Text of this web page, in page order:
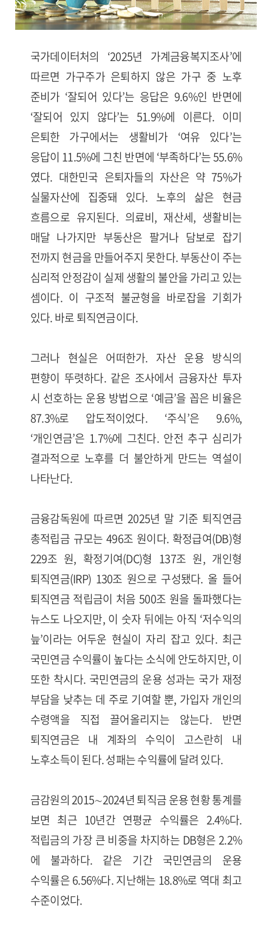
국가데이터처의 ‘2025년 가계금융복지조사’에
따르면 가구주가 은퇴하지 않은 가구 중 노후
준비가 ‘잘되어 있다’는 응답은 9.6%인 반면에
‘잘되어 있지 않다’는 51.9%에 이른다. 이미
은퇴한 가구에서는 생활비가 ‘여유 있다’는
응답이 11.5%에 그친 반면에 ‘부족하다’는 55.6%
였다. 대한민국 은퇴자들의 자산은 약 75%가
실물자산에 집중돼 있다. 노후의 삶은 현금
흐름으로 유지된다. 의료비, 재산세, 생활비는
매달 나가지만 부동산은 팔거나 담보로 잡기
전까지 현금을 만들어주지 못한다. 부동산이 주는
심리적 안정감이 실제 생활의 불안을 가리고 있는
셈이다. 이 구조적 불균형을 바로잡을 기회가
있다. 바로 퇴직연금이다.
그러나 현실은 어떠한가. 자산 운용 방식의
편향이 뚜렷하다. 같은 조사에서 금융자산 투자
시 선호하는 운용 방법으로 ‘예금’을 꼽은 비율은
87.3%로 압도적이었다. ‘주식’은 9.6%,
‘개인연금’은 1.7%에 그친다. 안전 추구 심리가
결과적으로 노후를 더 불안하게 만드는 역설이
나타난다.
금융감독원에 따르면 2025년 말 기준 퇴직연금
총적립금 규모는 496조 원이다. 확정급여(DB)형
229조 원, 확정기여(DC)형 137조 원, 개인형
퇴직연금(IRP) 130조 원으로 구성됐다. 올 들어
퇴직연금 적립금이 처음 500조 원을 돌파했다는
뉴스도 나오지만, 이 숫자 뒤에는 아직 ‘저수익의
늪’이라는 어두운 현실이 자리 잡고 있다. 최근
국민연금 수익률이 높다는 소식에 안도하지만, 이
또한 착시다. 국민연금의 운용 성과는 국가 재정
부담을 낮추는 데 주로 기여할 뿐, 가입자 개인의
수령액을 직접 끌어올리지는 않는다. 반면
퇴직연금은 내 계좌의 수익이 고스란히 내
노후소득이 된다. 성패는 수익률에 달려 있다.
금감원의 2015∼2024년 퇴직금 운용 현황 통계를
보면 최근 10년간 연평균 수익률은 2.4%다.
적립금의 가장 큰 비중을 차지하는 DB형은 2.2%
에 불과하다. 같은 기간 국민연금의 운용
수익률은 6.56%다. 지난해는 18.8%로 역대 최고
수준이었다.